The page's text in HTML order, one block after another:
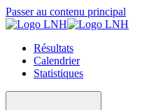
Passer au contenu principal
Résultats
Calendrier
Statistiques